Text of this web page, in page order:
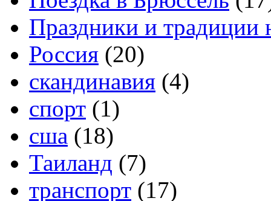
Праздники и традиции
Россия (20)
скандинавия (4)
спорт (1)
сша (18)
Таиланд (7)
транспорт (17)